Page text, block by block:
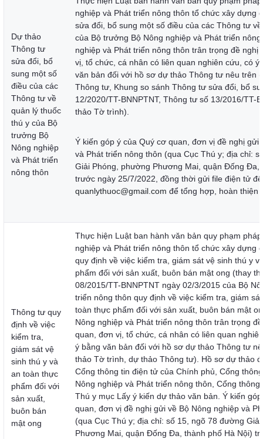
Dự thảo
Thông tư
sửa đổi, bổ
sung một số
điều của các
Thông tư về
quản lý thuốc
thú y của Bộ
trưởng Bộ
Nông nghiệp
và Phát triển
nông thôn
nghiệp và Phát triển nông thôn tổ chức xây dựng
sửa đổi, bổ sung một số điều của các Thông tư
của Bộ trưởng Bộ Nông nghiệp và Phát triển
nghiệp và Phát triển nông thôn trân trọng đề nghị
vị, tổ chức, cá nhân có liên quan nghiên cứu, có ý
văn bản đối với hồ sơ dự thảo Thông tư nêu trên
Thông tư, Khung so sánh Thông tư sửa đổi, bổ
12/2020/TT-BNNPTNT, Thông tư số 13/2016/TT-
thảo Tờ trình).
Ý kiến góp ý của Quý cơ quan, đơn vị đề nghị gửi
và Phát triển nông thôn (qua Cục Thú y; địa chỉ:
Giải Phóng, phường Phương Mai, quận Đống Đa,
trước ngày 25/7/2022, đồng thời gửi file điện tử
quanlythuoc@gmail.com để tổng hợp, hoàn thiện
Thông tư quy
định về việc
kiểm tra,
giám sát vệ
sinh thú y và
an toàn thực
phẩm đối với
sản xuất,
buôn bán
mật ong
Thực hiện Luật ban hành văn bản quy phạm
nghiệp và Phát triển nông thôn tổ chức xây dựng
quy định về việc kiểm tra, giám sát vệ sinh thú y
phẩm đối với sản xuất, buôn bán mật ong (thay
08/2015/TT-BNNPTNT ngày 02/3/2015 của Bộ
triển nông thôn quy định về việc kiểm tra, giám
toàn thực phẩm đối với sản xuất, buôn bán mật
Nông nghiệp và Phát triển nông thôn trân trọng
quan, đơn vị, tổ chức, cá nhân có liên quan
ý bằng văn bản đối với hồ sơ dự thảo Thông tư
thảo Tờ trình, dự thảo Thông tư). Hồ sơ dự thảo
Cổng thông tin điện tử của Chính phủ, Cổng
Nông nghiệp và Phát triển nông thôn, Cổng
Thú y mục Lấy ý kiến dự thảo văn bản. Ý kiến
quan, đơn vị đề nghị gửi về Bộ Nông nghiệp và
(qua Cục Thú y; địa chỉ: số 15, ngõ 78 đường
Phương Mai, quận Đống Đa, thành phố Hà Nội)